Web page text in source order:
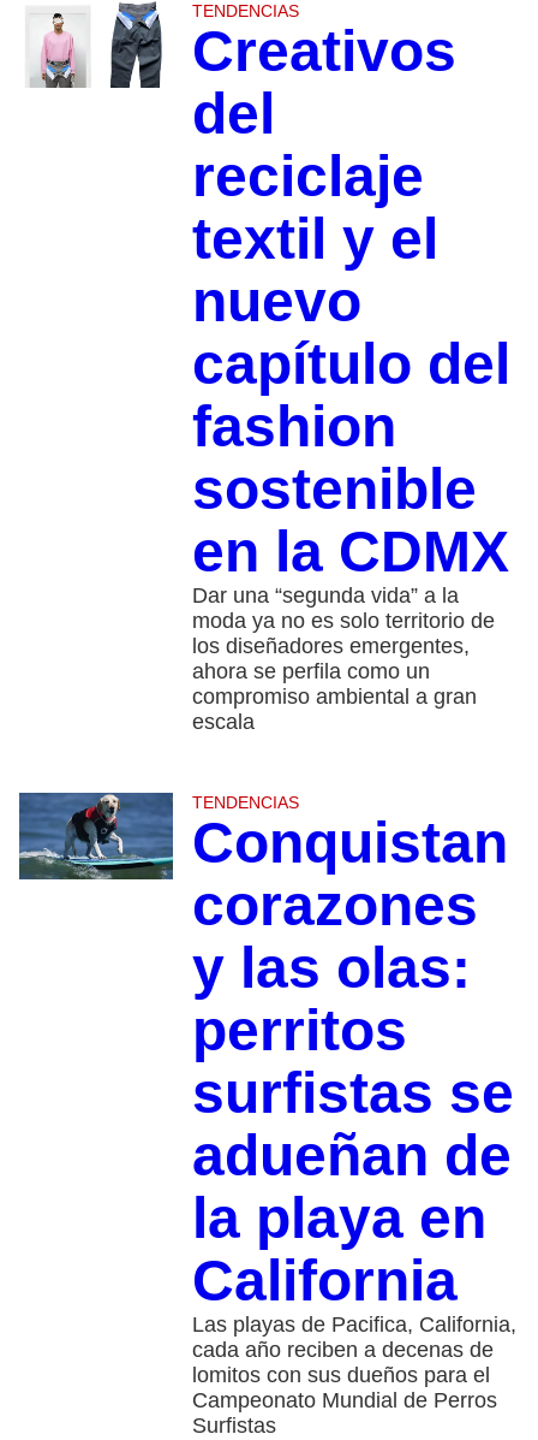
TENDENCIAS
Creativos
del
reciclaje
textil y el
nuevo
capítulo del
fashion
sostenible
en la CDMX
Dar una “segunda vida” a la
moda ya no es solo territorio de
los diseñadores emergentes,
ahora se perfila como un
compromiso ambiental a gran
escala
TENDENCIAS
Conquistan
corazones
y las olas:
perritos
surfistas se
adueñan de
la playa en
California
Las playas de Pacifica, California,
cada año reciben a decenas de
lomitos con sus dueños para el
Campeonato Mundial de Perros
Surfistas